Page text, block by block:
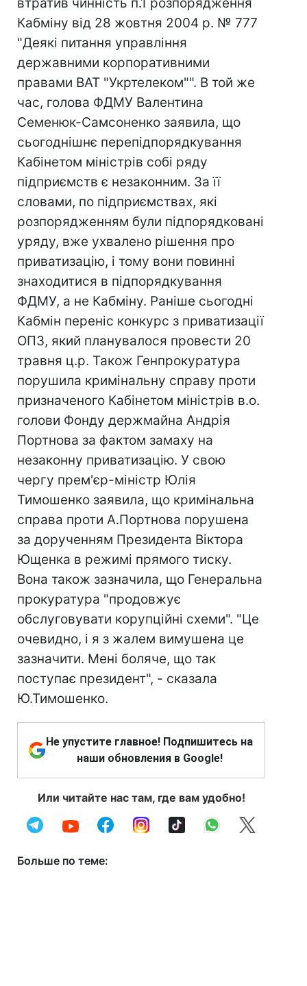
Кабміну від 28 жовтня 2004 р. № 777
"Деякі питання управління
державними корпоративними
правами ВАТ "Укртелеком"". В той же
час, голова ФДМУ Валентина
Семенюк-Самсоненко заявила, що
сьогоднішнє перепідпорядкування
Кабінетом міністрів собі ряду
підприємств є незаконним. За її
словами, по підприємствах, які
розпорядженням були підпорядковані
уряду, вже ухвалено рішення про
приватизацію, і тому вони повинні
знаходитися в підпорядкування
ФДМУ, а не Кабміну. Раніше сьогодні
Кабмін переніс конкурс з приватизації
ОПЗ, який планувалося провести 20
травня ц.р. Також Генпрокуратура
порушила кримінальну справу проти
призначеного Кабінетом міністрів в.о.
голови Фонду держмайна Андрія
Портнова за фактом замаху на
незаконну приватизацію. У свою
чергу прем'єр-міністр Юлія
Тимошенко заявила, що кримінальна
справа проти А.Портнова порушена
за дорученням Президента Віктора
Ющенка в режимі прямого тиску.
Вона також зазначила, що Генеральна
прокуратура "продовжує
обслуговувати корупційні схеми". "Це
очевидно, і я з жалем вимушена це
зазначити. Мені боляче, що так
поступає президент", - сказала
Ю.Тимошенко.
Не упустите главное! Подпишитесь на
наши обновления в Google!
Или читайте нас там, где вам удобно!
Больше по теме: